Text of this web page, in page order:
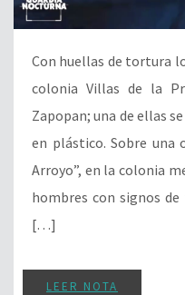
Con huellas de tortura
colonia Villas de la
Zapopan; una de ellas
en plástico. Sobre una
Arroyo”, en la colonia
hombres con signos
[…]
LEER NOTA